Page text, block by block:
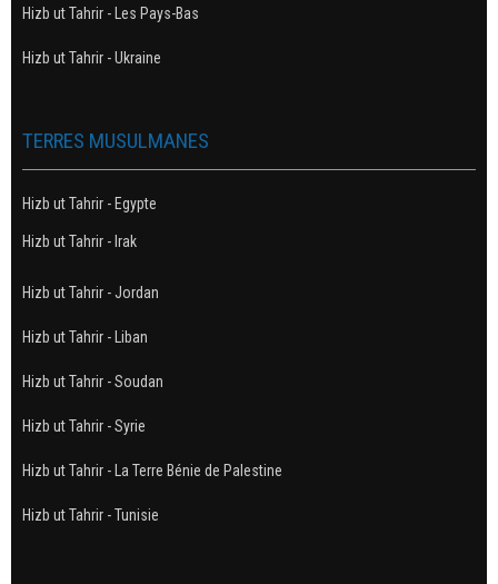
Hizb ut Tahrir - Les Pays-Bas
Hizb ut Tahrir - Ukraine
TERRES MUSULMANES
Hizb ut Tahrir - Egypte
Hizb ut Tahrir - Irak
Hizb ut Tahrir - Jordan
Hizb ut Tahrir - Liban
Hizb ut Tahrir - Soudan
Hizb ut Tahrir - Syrie
Hizb ut Tahrir - La Terre Bénie de Palestine
Hizb ut Tahrir - Tunisie